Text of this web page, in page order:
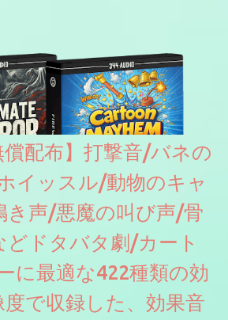
償配布】打撃音/バネの
イッスル/動物のキャ
き声/悪魔の叫び声/骨
どドタバタ劇/カート
に最適な422種類の効
で収録した、効果音